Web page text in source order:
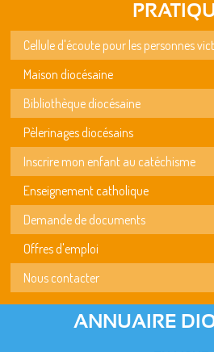
Cellule d'écoute pour les personnes
Maison diocésaine
Bibliothèque diocésaine
Pèlerinages diocésains
Inscrire mon enfant au catéchisme
Enseignement catholique
Demande de documents
Offres d'emploi
Nous contacter
ANNUAIRE